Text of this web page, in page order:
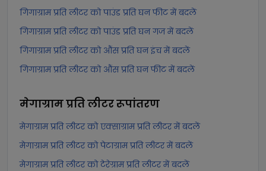
गिगाग्राम प्रति लीटर को पाउंड प्रति घन फीट में बदलें
गिगाग्राम प्रति लीटर को पाउंड प्रति घन गज में बदलें
गिगाग्राम प्रति लीटर को औंस प्रति घन इंच में बदलें
गिगाग्राम प्रति लीटर को औंस प्रति घन फीट में बदलें
मेगाग्राम प्रति लीटररूपांतरण
मेगाग्राम प्रति लीटर को एक्साग्राम प्रति लीटर में बदलें
मेगाग्राम प्रति लीटर को पेटाग्राम प्रति लीटर में बदलें
मेगाग्राम प्रति लीटर को टेरेग्राम प्रति लीटर में बदलें